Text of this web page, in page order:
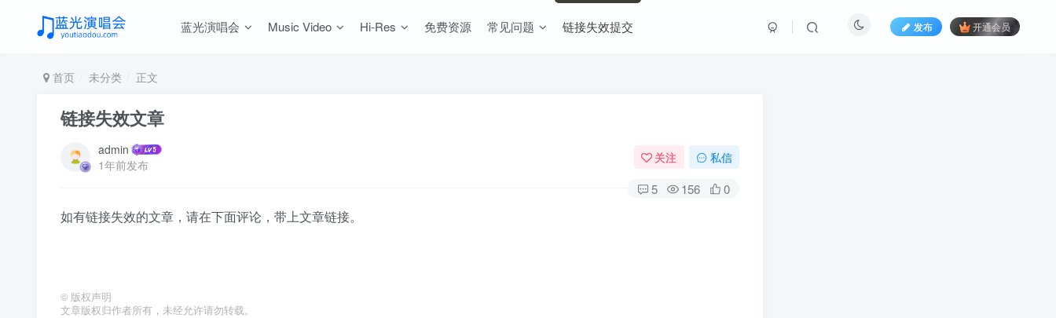
蓝光演唱会 Music Video Hi-Res 免费资源 常见问题 链接失效提交 发布 开通会员
首页 未分类 正文
链接失效文章
admin
1年前发布
关注 私信
5 156 0
如有链接失效的文章，请在下面评论，带上文章链接。
© 版权声明
文章版权归作者所有，未经允许请勿转载。